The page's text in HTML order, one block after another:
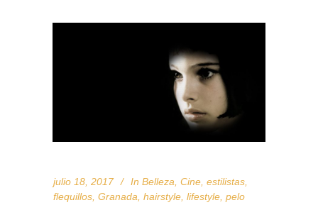
julio 18, 2017 In Belleza, Cine, estilistas,
flequillos, Granada, hairstyle, lifestyle, pelo